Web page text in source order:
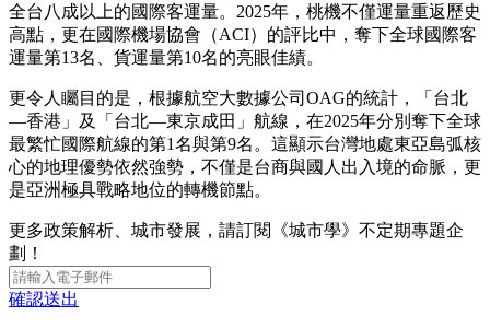
全台八成以上的國際客運量。2025年，桃機不僅運量重返歷史
高點，更在國際機場協會（ACI）的評比中，奪下全球國際客
運量第13名、貨運量第10名的亮眼佳績。
更令人矚目的是，根據航空大數據公司OAG的統計，「台北
—香港」及「台北—東京成田」航線，在2025年分別奪下全球
最繁忙國際航線的第1名與第9名。這顯示台灣地處東亞島弧核
心的地理優勢依然強勢，不僅是台商與國人出入境的命脈，更
是亞洲極具戰略地位的轉機節點。
更多政策解析、城市發展，請訂閱《城市學》不定期專題企
劃！
確認送出